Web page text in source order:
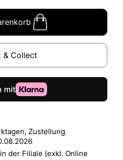
& Collect
Zustellung
der Filiale (exkl. Online